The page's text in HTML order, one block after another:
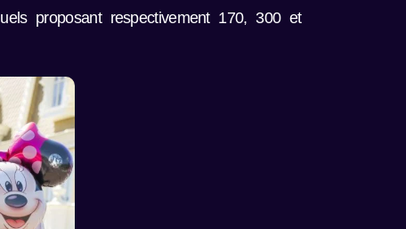
proposant respectivement 170, 300 et